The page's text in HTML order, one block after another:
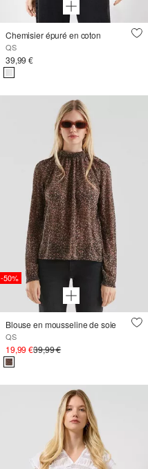
Chemisier épuré en coton
QS
39,99 €
-50%
Blouse en mousseline de soie
QS
19,99 €39,99 €